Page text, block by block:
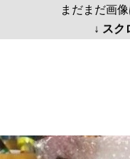
まだまだ画
↓ スク